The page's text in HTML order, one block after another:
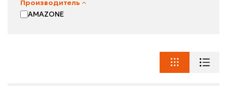
Производитель
AMAZONE